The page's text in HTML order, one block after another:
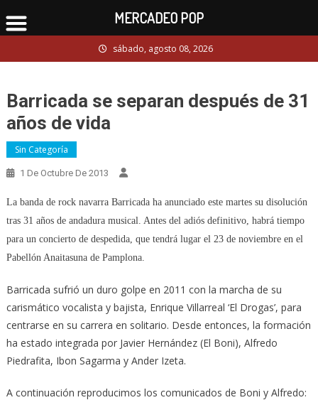
to
sábado, agosto 08, 2026
Barricada se separan después de 31
años de vida
Sin Categoría
1 De Octubre De 2013
La banda de rock navarra Barricada ha anunciado este martes su disolución
tras 31 años de andadura musical. Antes del adiós definitivo, habrá tiempo
para un concierto de despedida, que tendrá lugar el 23 de noviembre en el
Pabellón Anaitasuna de Pamplona.
Barricada sufrió un duro golpe en 2011 con la marcha de su
carismático vocalista y bajista, Enrique Villarreal ‘El Drogas’, para
centrarse en su carrera en solitario. Desde entonces, la formación
ha estado integrada por Javier Hernández (El Boni), Alfredo
Piedrafita, Ibon Sagarma y Ander Izeta.
A continuación reproducimos los comunicados de Boni y Alfredo:
MERCADEO POP